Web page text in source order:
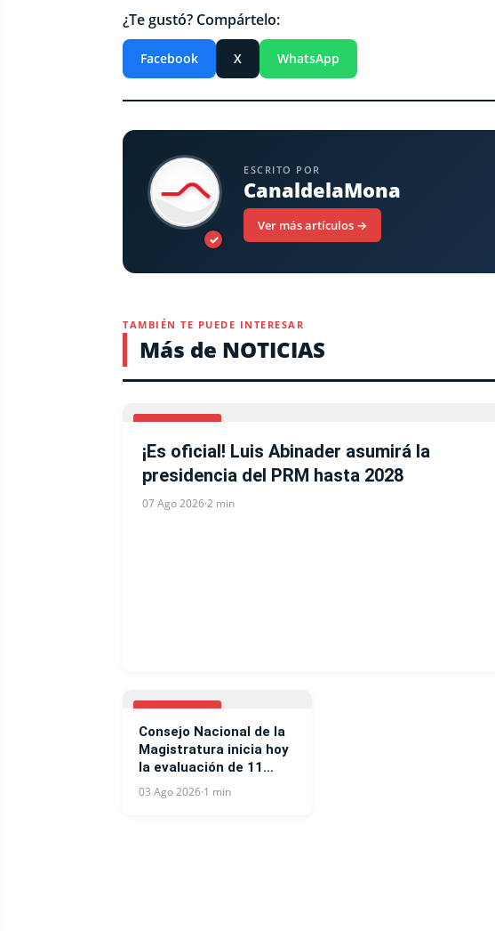
¿Te gustó? Compártelo:
Facebook X WhatsApp
✓
ESCRITO POR
CanaldelaMona
Ver más artículos →
TAMBIÉN TE PUEDE INTERESAR
Más de NOTICIAS
NACIONALES
¡Es oficial! Luis Abinader asumirá la
presidencia del PRM hasta 2028
07 Ago 2026·2 min
NACIONALES
Consejo Nacional de la
Magistratura inicia hoy
la evaluación de 11
jueces de la Suprema
Corte de Justicia
03 Ago 2026·1 min